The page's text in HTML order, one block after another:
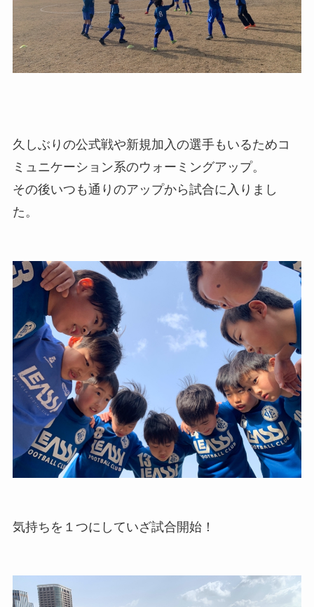
久しぶりの公式戦や新規加入の選手もいるためコ
ミュニケーション系のウォーミングアップ。
その後いつも通りのアップから試合に入りまし
た。
気持ちを１つにしていざ試合開始！